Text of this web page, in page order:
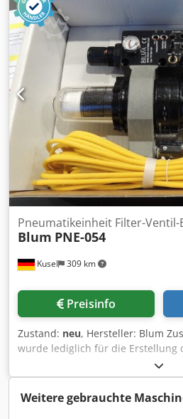
Kusel 309 km
Pneumatikeinheit Filter-Ventil-
Blum PNE-054
Preisinfo
Zustand: neu, Hersteller: Blum
wurde lediglich für die Erstellung
Pneumatikeinheit Modell: PNE-
Ventil-Block Medium: Druckluft
und Versorgungseinheit für
Bestandteile: Filtereinheit,
Weitere gebrauchte